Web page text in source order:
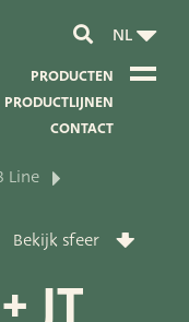
NL
PRODUCTEN
PRODUCTLIJNEN
CONTACT
Line
Bekijk sfeer
JT